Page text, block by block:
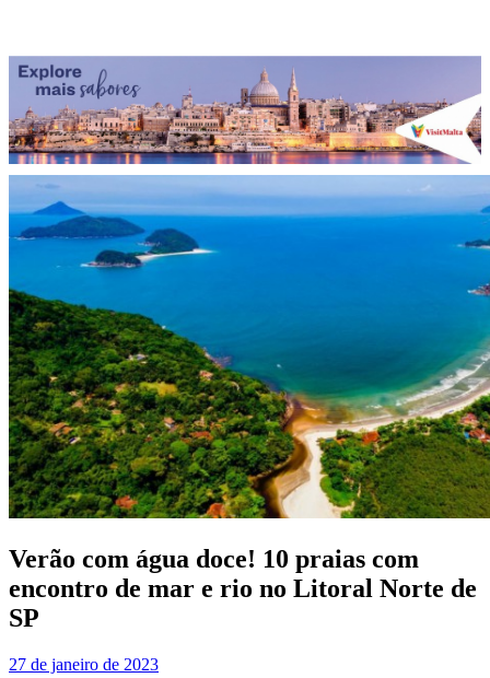
Verão com água doce! 10 praias com
encontro de mar e rio no Litoral Norte de
SP
27 de janeiro de 2023